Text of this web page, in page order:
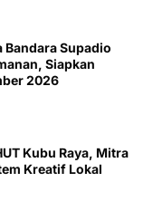
Bandara Supadio
Siapkan
2026
Kubu Raya, Mitra
Kreatif Lokal